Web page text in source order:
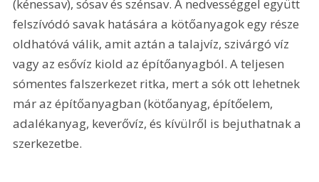
(kénessav), sósav és szénsav. A nedvességgel együtt
felszívódó savak hatására a kötőanyagok egy része
oldhatóvá válik, amit aztán a talajvíz, szivárgó víz
vagy az esővíz kiold az építőanyagból. A teljesen
sómentes falszerkezet ritka, mert a sók ott lehetnek
már az építőanyagban (kötőanyag, építőelem,
adalékanyag, keverővíz, és kívülről is bejuthatnak a
szerkezetbe.